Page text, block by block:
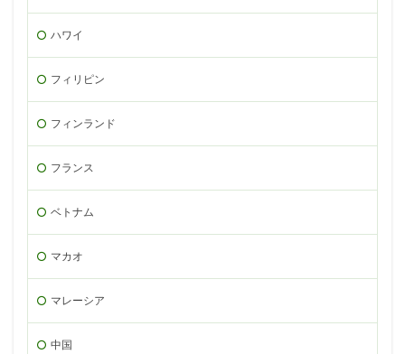
ハワイ
フィリピン
フィンランド
フランス
ベトナム
マカオ
マレーシア
中国